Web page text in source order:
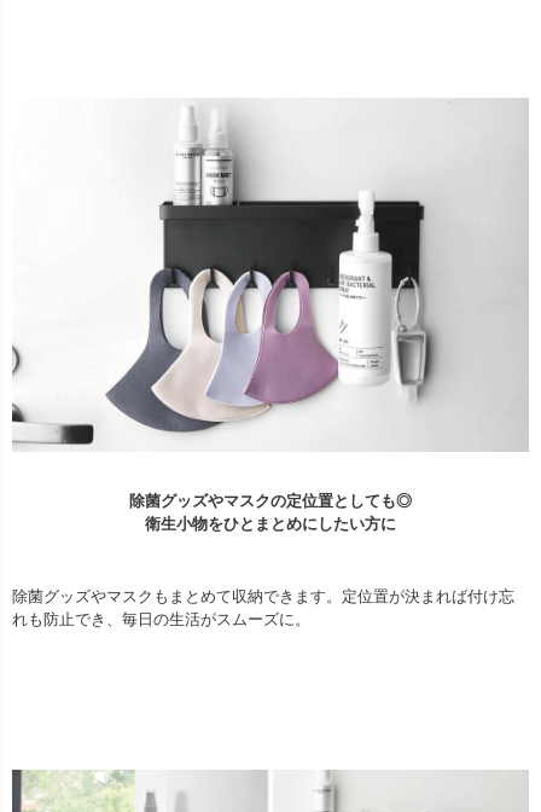
除菌グッズやマスクの定位置としても◎
衛生小物をひとまとめにしたい方に
除菌グッズやマスクもまとめて収納できます。定位置が決まれば付け忘
れも防止でき、毎日の生活がスムーズに。